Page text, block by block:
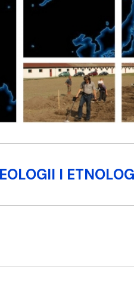
I